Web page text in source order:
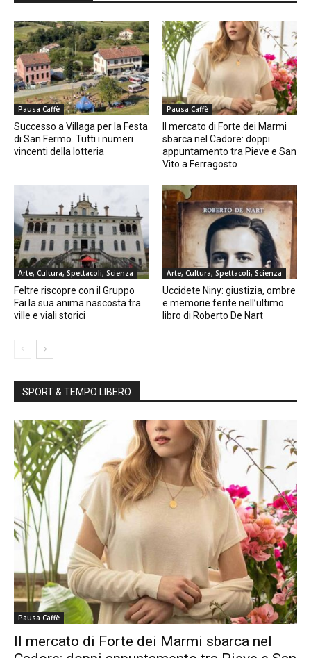
Pausa Caffè
Successo a Villaga per la Festa
di San Fermo. Tutti i numeri
vincenti della lotteria
Pausa Caffè
Il mercato di Forte dei Marmi
sbarca nel Cadore: doppi
appuntamento tra Pieve e San
Vito a Ferragosto
Arte, Cultura, Spettacoli, Scienza
Feltre riscopre con il Gruppo
Fai la sua anima nascosta tra
ville e viali storici
Arte, Cultura, Spettacoli, Scienza
Uccidete Niny: giustizia, ombre
e memorie ferite nell’ultimo
libro di Roberto De Nart
SPORT & TEMPO LIBERO
Pausa Caffè
Il mercato di Forte dei Marmi sbarca nel